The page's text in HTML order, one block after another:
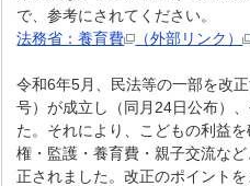
で、参考にされてください。
法務省：養育費
（外部リンク）
令和6年5月、民法等の一部を改
号）が成立し（同月24日公布）
た。それにより、こどもの利益
権・監護・養育費・親子交流な
正されました。改正のポイント